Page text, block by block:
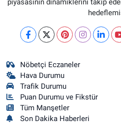
Nöbetçi Eczaneler
Hava Durumu
Trafik Durumu
Puan Durumu ve Fikstür
Tüm Manşetler
Son Dakika Haberleri